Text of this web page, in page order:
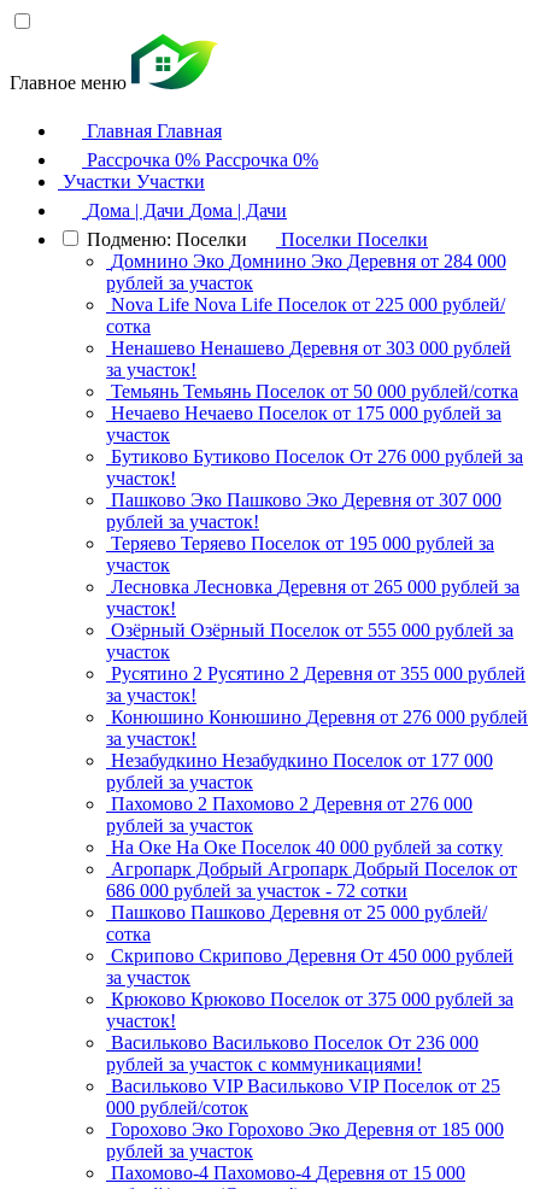
Главное меню
Главная Главная
Рассрочка 0% Рассрочка 0%
Участки Участки
Дома | Дачи Дома | Дачи
Подменю: Поселки
Поселки Поселки
Домнино Эко Домнино Эко Деревня от 284 000
рублей за участок
Nova Life Nova Life Поселок от 225 000 рублей/
сотка
Ненашево Ненашево Деревня от 303 000 рублей
за участок!
Темьянь Темьянь Поселок от 50 000 рублей/сотка
Нечаево Нечаево Поселок от 175 000 рублей за
участок
Бутиково Бутиково Поселок От 276 000 рублей за
участок!
Пашково Эко Пашково Эко Деревня от 307 000
рублей за участок!
Теряево Теряево Поселок от 195 000 рублей за
участок
Лесновка Лесновка Деревня от 265 000 рублей за
участок!
Озёрный Озёрный Поселок от 555 000 рублей за
участок
Русятино 2 Русятино 2 Деревня от 355 000 рублей
за участок!
Конюшино Конюшино Деревня от 276 000 рублей
за участок!
Незабудкино Незабудкино Поселок от 177 000
рублей за участок
Пахомово 2 Пахомово 2 Деревня от 276 000
рублей за участок
На Оке На Оке Поселок 40 000 рублей за сотку
Агропарк Добрый Агропарк Добрый Поселок от
686 000 рублей за участок - 72 сотки
Пашково Пашково Деревня от 25 000 рублей/
сотка
Скрипово Скрипово Деревня От 450 000 рублей
за участок
Крюково Крюково Поселок от 375 000 рублей за
участок!
Васильково Васильково Поселок От 236 000
рублей за участок с коммуникациями!
Васильково VIP Васильково VIP Поселок от 25
000 рублей/соток
Горохово Эко Горохово Эко Деревня от 185 000
рублей за участок
Пахомово-4 Пахомово-4 Деревня от 15 000